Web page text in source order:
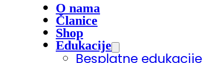
O nama
Članice
Shop
Edukacije
Besplatne edukacije